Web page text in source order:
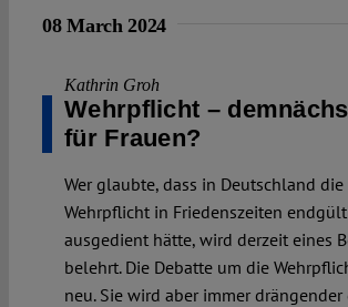
08 March 2024
Kathrin Groh
Wehrpflicht –
für Frauen?
Wer glaubte, dass in Deutschland die
Wehrpflicht in Friedenszeiten
ausgedient hätte, wird derzeit eines
belehrt. Die Debatte um die
neu. Sie wird aber immer